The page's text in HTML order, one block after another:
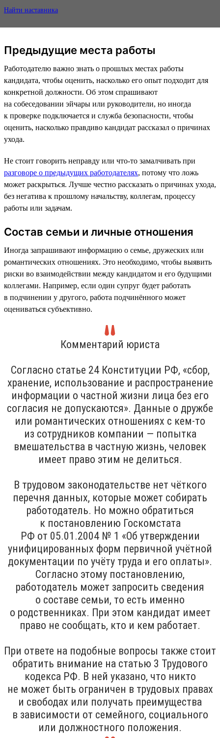
Найти наставника
Предыдущие места работы
Работодателю важно знать о прошлых местах работы
кандидата, чтобы оценить, насколько его опыт подходит для
конкретной должности. Об этом спрашивают
на собеседовании эйчары или руководители, но иногда
к проверке подключается и служба безопасности, чтобы
оценить, насколько правдиво кандидат рассказал о причинах
ухода.
Не стоит говорить неправду или что-то замалчивать при
разговоре о предыдущих работодателях, потому что ложь
может раскрыться. Лучше честно рассказать о причинах ухода,
без негатива к прошлому начальству, коллегам, процессу
работы или задачам.
Состав семьи и личные отношения
Иногда запрашивают информацию о семье, дружеских или
романтических отношениях. Это необходимо, чтобы выявить
риски во взаимодействии между кандидатом и его будущими
коллегами. Например, если один супруг будет работать
в подчинении у другого, работа подчинённого может
оцениваться субъективно.
Комментарий юриста
Согласно статье 24 Конституции РФ, «сбор,
хранение, использование и распространение
информации о частной жизни лица без его
согласия не допускаются». Данные о дружбе
или романтических отношениях с кем-то
из сотрудников компании — попытка
вмешательства в частную жизнь, человек
имеет право этим не делиться.
В трудовом законодательстве нет чёткого
перечня данных, которые может собирать
работодатель. Но можно обратиться
к постановлению Госкомстата
РФ от 05.01.2004 № 1 «Об утверждении
унифицированных форм первичной учётной
документации по учёту труда и его оплаты».
Согласно этому постановлению,
работодатель может запросить сведения
о составе семьи, то есть именно
о родственниках. При этом кандидат имеет
право не сообщать, кто и кем работает.
При ответе на подобные вопросы также стоит
обратить внимание на статью 3 Трудового
кодекса РФ. В ней указано, что никто
не может быть ограничен в трудовых правах
и свободах или получать преимущества
в зависимости от семейного, социального
или должностного положения.